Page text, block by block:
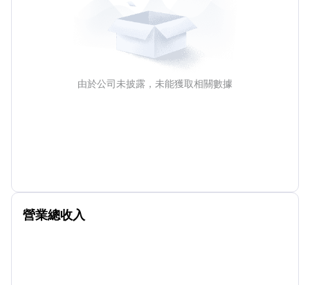
由於公司未披露，未能獲取相關數據
營業總收入